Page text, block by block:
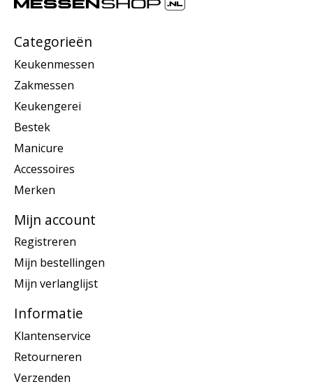
Categorieën
Keukenmessen
Zakmessen
Keukengerei
Bestek
Manicure
Accessoires
Merken
Mijn account
Registreren
Mijn bestellingen
Mijn verlanglijst
Informatie
Klantenservice
Retourneren
Verzenden